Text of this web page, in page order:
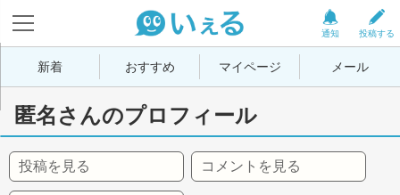
投稿する
通知
新着 おすすめ マイページ メール
匿名さんのプロフィール
投稿を見る コメントを見る